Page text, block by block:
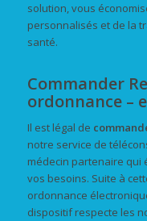
solution, vous
personnalisés et de la
santé.
Commander
ordonnance –
Il est légal de
notre service de
médecin partenaire qui
vos besoins. Suite à
ordonnance
dispositif respecte les